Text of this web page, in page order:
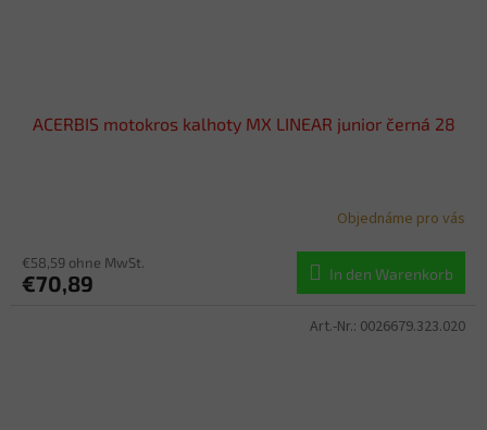
ACERBIS motokros kalhoty MX LINEAR junior černá 28
Objednáme pro vás
€58,59 ohne MwSt.
€70,89 In den Warenkorb
Art.-Nr.: 0026679.323.020